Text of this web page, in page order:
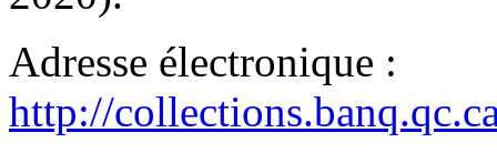
Adresse électronique :
http://